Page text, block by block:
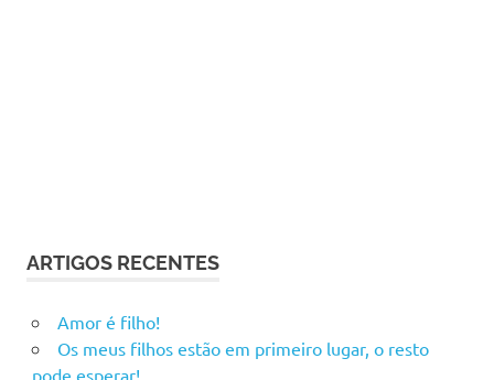
ARTIGOS RECENTES
Amor é filho!
Os meus filhos estão em primeiro lugar, o resto
pode esperar!